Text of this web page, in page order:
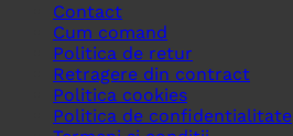
Contact
Cum comand
Politica de retur
Retragere din contract
Politica cookies
Politica de confidentialitate